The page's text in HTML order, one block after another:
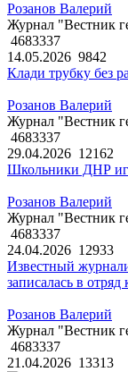
Розанов Валерий
Журнал "Вестник
4683337
14.05.2026 9842
Клади трубку без
Розанов Валерий
Журнал "Вестник
4683337
29.04.2026 12162
Школьники ДНР
Розанов Валерий
Журнал "Вестник
4683337
24.04.2026 12933
Известный
записалась в отряд
Розанов Валерий
Журнал "Вестник
4683337
21.04.2026 13313